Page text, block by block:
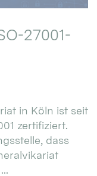
27001-
in Köln ist seit
zertifiziert.
dass